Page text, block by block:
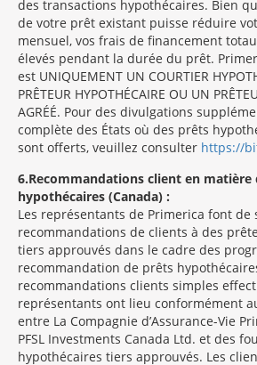
des transactions hypothécaires. Bien
de votre prêt existant puisse réduire
mensuel, vos frais de financement
élevés pendant la durée du prêt.
est UNIQUEMENT UN COURTIER
PRÊTEUR HYPOTHÉCAIRE OU UN
AGRÉÉ. Pour des divulgations
complète des États où des prêts
sont offerts, veuillez consulter https://
6 Recommandations client en matière
hypothécaires (Canada) :
Les représentants de Primerica font de
recommandations de clients à des
tiers approuvés dans le cadre des
recommandation de prêts
recommandations clients simples
représentants ont lieu conformément
entre La Compagnie d’Assurance-Vie
PFSL Investments Canada Ltd. et des
hypothécaires tiers approuvés. Les